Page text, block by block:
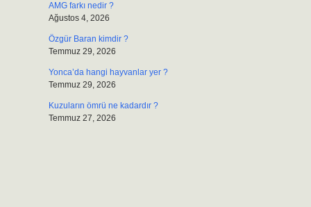
AMG farkı nedir ?
Ağustos 4, 2026
Özgür Baran kimdir ?
Temmuz 29, 2026
Yonca’da hangi hayvanlar yer ?
Temmuz 29, 2026
Kuzuların ömrü ne kadardır ?
Temmuz 27, 2026